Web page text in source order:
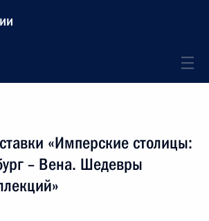
«Имперские столицы:
– Вена. Шедевры